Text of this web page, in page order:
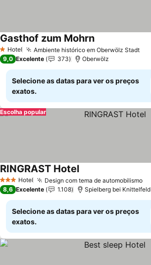
1 Estrelas
Hotel Ambiente histórico em Oberwölz Stadt
Gasthof zum Mohrn
9,0 Excelente 373 Oberwölz
Selecione as datas para ver os preços
exatos.
Escolha popular
3 EstrelasHotel Design com tema de automobilismo
RINGRAST Hotel
8,6 Excelente 1.108 Spielberg bei Knittelfeld
Selecione as datas para ver os preços
exatos.